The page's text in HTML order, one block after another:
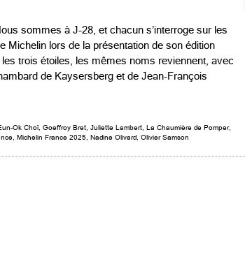
sommes à J-28, et chacun s’interroge sur les
Michelin lors de la présentation de son édition
trois étoiles, les mêmes noms reviennent, avec
de Kaysersberg et de Jean-François
Ok Choï, Goeffroy Bret Juliette Lambert La Chaumière de Pomper,
Michelin France 2025 Nadine Olivard Olivier Samson